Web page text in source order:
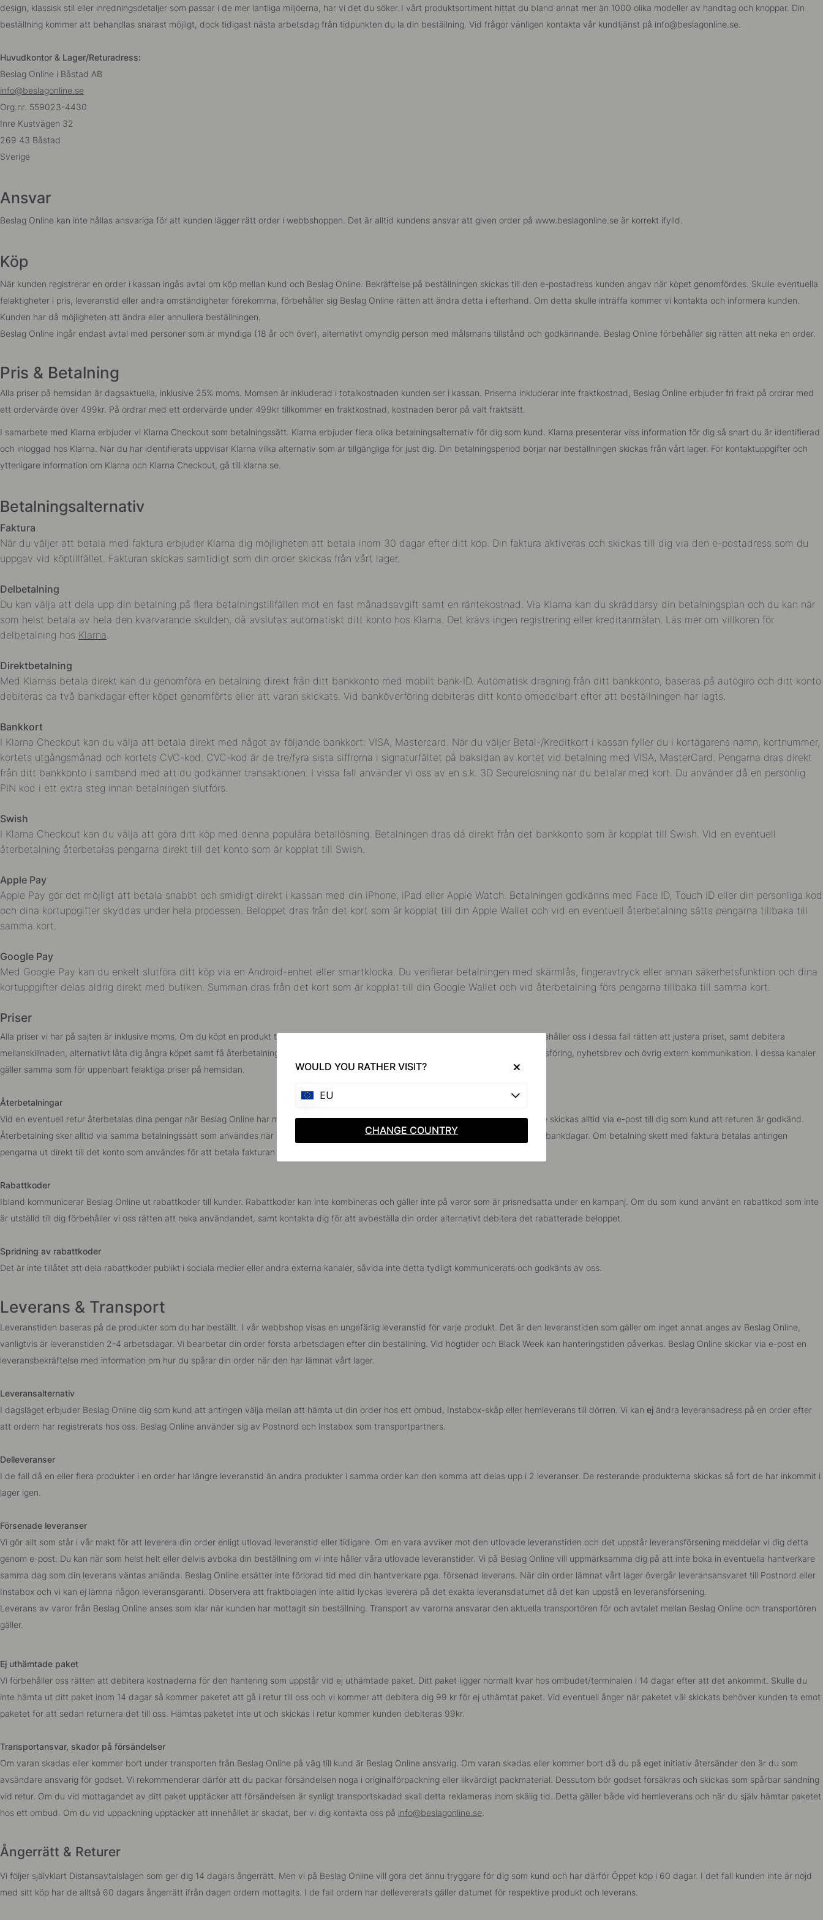
WOULD YOU RATHER VISIT?
EU
CHANGE COUNTRY
design, klassisk stil eller inredningsdetaljer som passar i de mer lantliga miljöerna, har vi det du söker. I vårt produktsortiment hittat du bland annat mer än 1000 olika modeller av handtag och knoppar. Din
beställning kommer att behandlas snarast möjligt, dock tidigast nästa arbetsdag från tidpunkten du la din beställning. Vid frågor vänligen kontakta vår kundtjänst på info@beslagonline.se
Huvudkontor & Lager/Returadress:
Beslag Online i Båstad AB
info@beslagonline.se
Org.nr. 559023-4430
Inre Kustvägen 32
269 43 Båstad
Sverige
Ansvar
Beslag Online kan inte hållas ansvariga för att kunden lägger rätt order i webbshoppen. Det är alltid kundens ansvar att given order på www.beslagonline.se är korrekt ifylld.
Köp
När kunden registrerar en order i kassan ingås avtal om köp mellan kund och Beslag Online. Bekräftelse på beställningen skickas till den e-postadress kunden angav när köpet genomfördes. Skulle eventuella
felaktigheter i pris, leveranstid eller andra omständigheter förekomma, förbehåller sig Beslag Online rätten att ändra detta i efterhand. Om detta skulle inträffa kommer vi kontakta och informera kunden.
Kunden har då möjligheten att ändra eller annullera beställningen.
Beslag Online ingår endast avtal med personer som är myndiga (18 år och över), alternativt omyndig person med målsmans tillstånd och godkännande. Beslag Online förbehåller sig rätten att neka en order.
Pris & Betalning
Alla priser på hemsidan är dagsaktuella, inklusive 25% moms. Momsen är inkluderad i totalkostnaden kunden ser i kassan. Priserna inkluderar inte fraktkostnad, Beslag Online erbjuder fri frakt på ordrar med
ett ordervärde över 499kr. På ordrar med ett ordervärde under 499kr tillkommer en fraktkostnad, kostnaden beror på valt fraktsätt.
I samarbete med Klarna erbjuder vi Klarna Checkout som betalningssätt. Klarna erbjuder flera olika betalningsalternativ för dig som kund. Klarna presenterar viss information för dig så snart du är identifierad
och inloggad hos Klarna. När du har identifierats uppvisar Klarna vilka alternativ som är tillgängliga för just dig. Din betalningsperiod börjar när beställningen skickas från vårt lager. För kontaktuppgifter och
ytterligare information om Klarna och Klarna Checkout, gå till klarna.se.
Betalningsalternativ
Faktura
När du väljer att betala med faktura erbjuder Klarna dig möjligheten att betala inom 30 dagar efter ditt köp. Din faktura aktiveras och skickas till dig via den e-postadress som du
uppgav vid köptillfället. Fakturan skickas samtidigt som din order skickas från vårt lager.
Delbetalning
Du kan välja att dela upp din betalning på flera betalningstillfällen mot en fast månadsavgift samt en räntekostnad. Via Klarna kan du skräddarsy din betalningsplan och du kan när
som helst betala av hela den kvarvarande skulden, då avslutas automatiskt ditt konto hos Klarna. Det krävs ingen registrering eller kreditanmälan. Läs mer om villkoren för
delbetalning hos Klarna.
Direktbetalning
Med Klarnas betala direkt kan du genomföra en betalning direkt från ditt bankkonto med mobilt bank-ID. Automatisk dragning från ditt bankkonto, baseras på autogiro och ditt konto
debiteras ca två bankdagar efter köpet genomförts eller att varan skickats. Vid banköverföring debiteras ditt konto omedelbart efter att beställningen har lagts.
Bankkort
I Klarna Checkout kan du välja att betala direkt med något av följande bankkort: VISA, Mastercard. När du väljer Betal-/Kreditkort i kassan fyller du i kortägarens namn, kortnummer,
kortets utgångsmånad och kortets CVC-kod. CVC-kod är de tre/fyra sista siffrorna i signaturfältet på baksidan av kortet vid betalning med VISA, MasterCard. Pengarna dras direkt
från ditt bankkonto i samband med att du godkänner transaktionen. I vissa fall använder vi oss av en s.k. 3D Securelösning när du betalar med kort. Du använder då en personlig
PIN kod i ett extra steg innan betalningen slutförs.
Swish
I Klarna Checkout kan du välja att göra ditt köp med denna populära betallösning. Betalningen dras då direkt från det bankkonto som är kopplat till Swish. Vid en eventuell
återbetalning återbetalas pengarna direkt till det konto som är kopplat till Swish.
Apple Pay
Apple Pay gör det möjligt att betala snabbt och smidigt direkt i kassan med din iPhone, iPad eller Apple Watch. Betalningen godkänns med Face ID, Touch ID eller din personliga kod
och dina kortuppgifter skyddas under hela processen. Beloppet dras från det kort som är kopplat till din Apple Wallet och vid en eventuell återbetalning sätts pengarna tillbaka till
samma kort.
Google Pay
Med Google Pay kan du enkelt slutföra ditt köp via en Android-enhet eller smartklocka. Du verifierar betalningen med skärmlås, fingeravtryck eller annan säkerhetsfunktion och dina
kortuppgifter delas aldrig direkt med butiken. Summan dras från det kort som är kopplat till din Google Wallet och vid återbetalning förs pengarna tillbaka till samma kort.
Priser
Alla priser vi har på sajten är inklusive moms. Om du köpt en produkt till ett uppenbart felaktigt pris kommer vi att kontakta dig och vi förbehåller oss i dessa fall rätten att justera priset, samt debitera
mellanskillnaden, alternativt låta dig ångra köpet samt få återbetalning. Vi reserverar oss även för tryckfel och felaktigheter i vår marknadsföring, nyhetsbrev och övrig extern kommunikation. I dessa kanaler
gäller samma som för uppenbart felaktiga priser på hemsidan.
Återbetalningar
Vid en eventuell retur återbetalas dina pengar när Beslag Online har mottagit, behandlat och godkänt returen på vårt lager. En bekräftelse skickas alltid via e-post till dig som kund att returen är godkänd.
Återbetalning sker alltid via samma betalningssätt som användes när ordern registrerades i vår kassa. En återbetalning kan ta upp till 5-7 bankdagar. Om betalning skett med faktura betalas antingen
pengarna ut direkt till det konto som användes för att betala fakturan alternativt skickar Klarna ut ett återbetalningsformulär via e-post.
Rabattkoder
Ibland kommunicerar Beslag Online ut rabattkoder till kunder. Rabattkoder kan inte kombineras och gäller inte på varor som är prisnedsatta under en kampanj. Om du som kund använt en rabattkod som inte
är utställd till dig förbehåller vi oss rätten att neka användandet, samt kontakta dig för att avbeställa din order alternativt debitera det rabatterade beloppet.
Spridning av rabattkoder
Det är inte tillåtet att dela rabattkoder publikt i sociala medier eller andra externa kanaler, såvida inte detta tydligt kommunicerats och godkänts av oss.
Leverans & Transport
Leveranstiden baseras på de produkter som du har beställt. I vår webbshop visas en ungefärlig leveranstid för varje produkt. Det är den leveranstiden som gäller om inget annat anges av Beslag Online,
vanligtvis är leveranstiden 2-4 arbetsdagar. Vi bearbetar din order första arbetsdagen efter din beställning. Vid högtider och Black Week kan hanteringstiden påverkas. Beslag Online skickar via e-post en
leveransbekräftelse med information om hur du spårar din order när den har lämnat vårt lager.
Leveransalternativ
I dagsläget erbjuder Beslag Online dig som kund att antingen välja mellan att hämta ut din order hos ett ombud, Instabox-skåp eller hemleverans till dörren. Vi kan ej ändra leveransadress på en order efter
att ordern har registrerats hos oss. Beslag Online använder sig av Postnord och Instabox som transportpartners.
Delleveranser
I de fall då en eller flera produkter i en order har längre leveranstid än andra produkter i samma order kan den komma att delas upp i 2 leveranser. De resterande produkterna skickas så fort de har inkommit i
lager igen.
Försenade leveranser
Vi gör allt som står i vår makt för att leverera din order enligt utlovad leveranstid eller tidigare. Om en vara avviker mot den utlovade leveranstiden och det uppstår leveransförsening meddelar vi dig detta
genom e-post. Du kan när som helst helt eller delvis avboka din beställning om vi inte håller våra utlovade leveranstider. Vi på Beslag Online vill uppmärksamma dig på att inte boka in eventuella hantverkare
samma dag som din leverans väntas anlända. Beslag Online ersätter inte förlorad tid med din hantverkare pga. försenad leverans. När din order lämnat vårt lager övergår leveransansvaret till Postnord eller
Instabox och vi kan ej lämna någon leveransgaranti. Observera att fraktbolagen inte alltid lyckas leverera på det exakta leveransdatumet då det kan uppstå en leveransförsening.
Leverans av varor från Beslag Online anses som klar när kunden har mottagit sin beställning. Transport av varorna ansvarar den aktuella transportören för och avtalet mellan Beslag Online och transportören
gäller.
Ej uthämtade paket
Vi förbehåller oss rätten att debitera kostnaderna för den hantering som uppstår vid ej uthämtade paket. Ditt paket ligger normalt kvar hos ombudet/terminalen i 14 dagar efter att det ankommit. Skulle du
inte hämta ut ditt paket inom 14 dagar så kommer paketet att gå i retur till oss och vi kommer att debitera dig 99 kr för ej uthämtat paket. Vid eventuell ånger när paketet väl skickats behöver kunden ta emot
paketet för att sedan returnera det till oss. Hämtas paketet inte ut och skickas i retur kommer kunden debiteras 99kr.
Transportansvar, skador på försändelser
Om varan skadas eller kommer bort under transporten från Beslag Online på väg till kund är Beslag Online ansvarig. Om varan skadas eller kommer bort då du på eget initiativ återsänder den är du som
avsändare ansvarig för godset. Vi rekommenderar därför att du packar försändelsen noga i originalförpackning eller likvärdigt packmaterial. Dessutom bör godset försäkras och skickas som spårbar sändning
vid retur. Om du vid mottagandet av ditt paket upptäcker att försändelsen är synligt transportskadad skall detta reklameras inom skälig tid. Detta gäller både vid hemleverans och när du själv hämtar paketet
hos ett ombud. Om du vid uppackning upptäcker att innehållet är skadat, ber vi dig kontakta oss på info@beslagonline.se
Ångerrätt & Returer
Vi följer självklart Distansavtalslagen som ger dig 14 dagars ångerrätt. Men vi på Beslag Online vill göra det ännu tryggare för dig som kund och har därför Öppet köp i 60 dagar. I det fall kunden inte är nöjd
med sitt köp har de alltså 60 dagars ångerrätt ifrån dagen ordern mottagits. I de fall ordern har dellevererats gäller datumet för respektive produkt och leverans.